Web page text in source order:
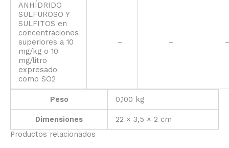
ANHÍDRIDO
SULFUROSO Y
SULFITOS en
concentraciones
superiores a 10
mg/kg o 10
mg/litro
expresado
como SO2
– – –
Peso 0,100 kg
Dimensiones
22 × 3,5 × 2 cm
Productos relacionados